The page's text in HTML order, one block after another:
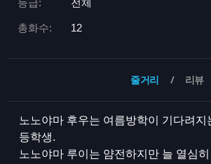
등급: 전체
총화수: 12
줄거리 리뷰
노노야마 후우는 여름방학이 기다려지
등학생.
노노야마 루이는 얌전하지만 늘 열심